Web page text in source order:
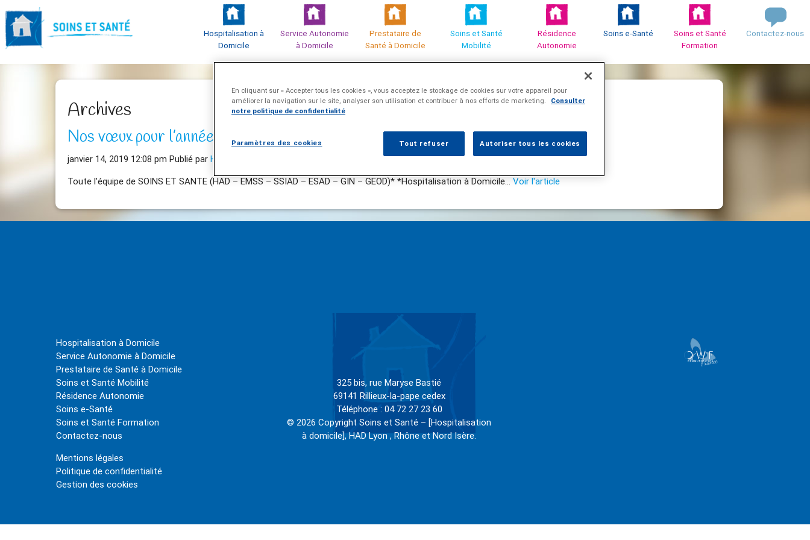
Hospitalisation à
Domicile
Service Autonomie
à Domicile
Prestataire de
Santé à Domicile
Soins et Santé
Mobilité
Résidence
Autonomie
Soins e-Santé
Soins et Santé
Formation
Contactez-nous
Archives
Nos vœux pour l’année 2019
janvier 14, 2019 12:08 pm Publié par HAD
Toute l’équipe de SOINS ET SANTE (HAD – EMSS – SSIAD – ESAD – GIN – GEOD)* *Hospitalisation à Domicile... Voir l'article
Hospitalisation à Domicile
Service Autonomie à Domicile
Prestataire de Santé à Domicile
Soins et Santé Mobilité
Résidence Autonomie
Soins e-Santé
Soins et Santé Formation
Contactez-nous
Mentions légales
Politique de confidentialité
Gestion des cookies
325 bis, rue Maryse Bastié
69141 Rillieux-la-pape cedex
Téléphone : 04 72 27 23 60
© 2026 Copyright Soins et Santé – [Hospitalisation
à domicile], HAD Lyon , Rhône et Nord Isère.
En cliquant sur « Accepter tous les cookies », vous acceptez le stockage de cookies sur votre appareil pour
améliorer la navigation sur le site, analyser son utilisation et contribuer à nos efforts de marketing.
Consulter
notre politique de confidentialité
Tout refuser Autoriser tous les cookies
Paramètres des cookies